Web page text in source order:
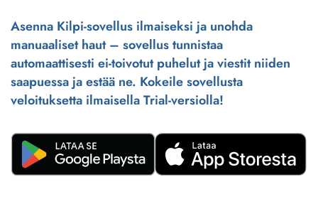
Asenna Kilpi-sovellus ilmaiseksi ja unohda
manuaaliset haut – sovellus tunnistaa
automaattisesti ei-toivotut puhelut ja viestit niiden
saapuessa ja estää ne. Kokeile sovellusta
veloituksetta ilmaisella Trial-versiolla!